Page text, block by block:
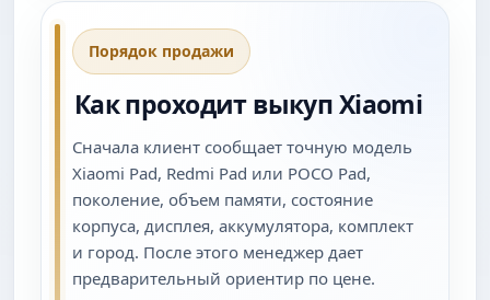
Порядок продажи
Как проходит выкуп Xiaomi
Сначала клиент сообщает точную модель
Xiaomi Pad, Redmi Pad или POCO Pad,
поколение, объем памяти, состояние
корпуса, дисплея, аккумулятора, комплект
и город. После этого менеджер дает
предварительный ориентир по цене.